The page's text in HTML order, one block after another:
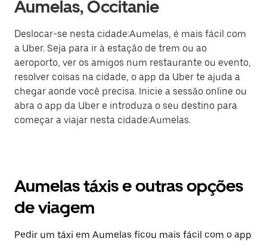
Aumelas, Occitanie
Deslocar-se nesta cidade:Aumelas, é mais fácil com
a Uber. Seja para ir à estação de trem ou ao
aeroporto, ver os amigos num restaurante ou evento,
resolver coisas na cidade, o app da Uber te ajuda a
chegar aonde você precisa. Inicie a sessão online ou
abra o app da Uber e introduza o seu destino para
começar a viajar nesta cidade:Aumelas.
Aumelas táxis e outras opções
de viagem
Pedir um táxi em Aumelas ficou mais fácil com o app